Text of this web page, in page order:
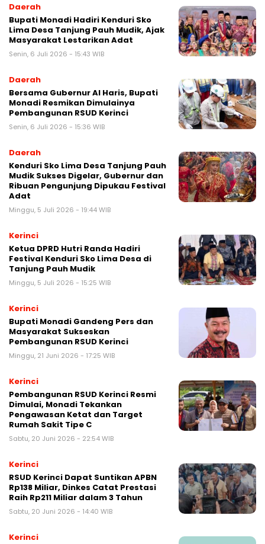
Daerah
Bupati Monadi Hadiri Kenduri Sko
Lima Desa Tanjung Pauh Mudik, Ajak
Masyarakat Lestarikan Adat
Senin, 6 Juli 2026 - 15:43 WIB
Daerah
Bersama Gubernur Al Haris, Bupati
Monadi Resmikan Dimulainya
Pembangunan RSUD Kerinci
Senin, 6 Juli 2026 - 15:36 WIB
Daerah
Kenduri Sko Lima Desa Tanjung Pauh
Mudik Sukses Digelar, Gubernur dan
Ribuan Pengunjung Dipukau Festival
Adat
Minggu, 5 Juli 2026 - 19:44 WIB
Kerinci
Ketua DPRD Hutri Randa Hadiri
Festival Kenduri Sko Lima Desa di
Tanjung Pauh Mudik
Minggu, 5 Juli 2026 - 15:25 WIB
Kerinci
Bupati Monadi Gandeng Pers dan
Masyarakat Sukseskan
Pembangunan RSUD Kerinci
Minggu, 21 Juni 2026 - 17:25 WIB
Kerinci
Pembangunan RSUD Kerinci Resmi
Dimulai, Monadi Tekankan
Pengawasan Ketat dan Target
Rumah Sakit Tipe C
Sabtu, 20 Juni 2026 - 22:54 WIB
Kerinci
RSUD Kerinci Dapat Suntikan APBN
Rp138 Miliar, Dinkes Catat Prestasi
Raih Rp211 Miliar dalam 3 Tahun
Sabtu, 20 Juni 2026 - 14:40 WIB
Kerinci